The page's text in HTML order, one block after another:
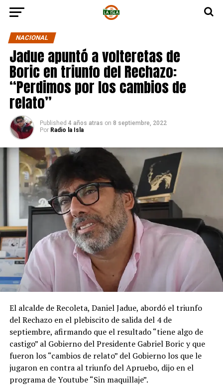
NACIONAL
Jadue apuntó a volteretas de
Boric en triunfo del Rechazo:
“Perdimos por los cambios de
relato”
Published 4 años atras on 8 septiembre, 2022
Por Radio la Isla
El alcalde de Recoleta, Daniel Jadue, abordó el triunfo
del Rechazo en el plebiscito de salida del 4 de
septiembre, afirmando que el resultado “tiene algo de
castigo” al Gobierno del Presidente Gabriel Boric y que
fueron los “cambios de relato” del Gobierno los que le
jugaron en contra al triunfo del Apruebo, dijo en el
programa de Youtube “Sin maquillaje”.